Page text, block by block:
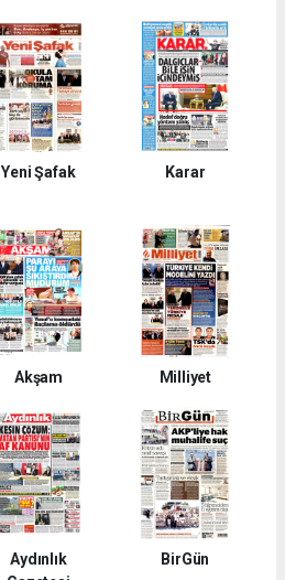
Yeni Şafak Karar
Akşam Milliyet
Aydınlık
BirGün